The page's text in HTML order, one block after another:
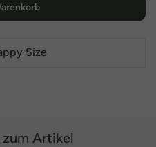
Size
Artikel